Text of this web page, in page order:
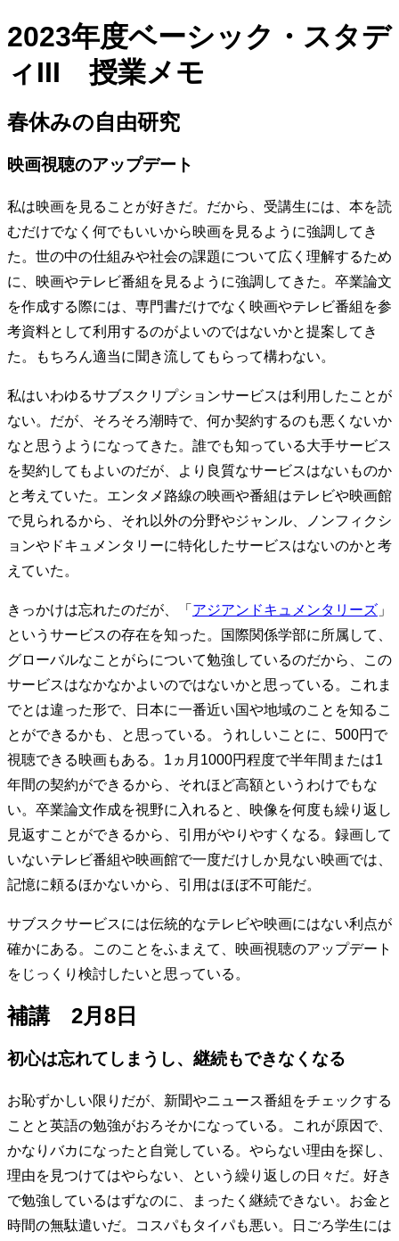
2023年度ベーシック・スタデ
ィIII 授業メモ
春休みの自由研究
映画視聴のアップデート
私は映画を見ることが好きだ。だから、受講生には、本を読
むだけでなく何でもいいから映画を見るように強調してき
た。世の中の仕組みや社会の課題について広く理解するため
に、映画やテレビ番組を見るように強調してきた。卒業論文
を作成する際には、専門書だけでなく映画やテレビ番組を参
考資料として利用するのがよいのではないかと提案してき
た。もちろん適当に聞き流してもらって構わない。
私はいわゆるサブスクリプションサービスは利用したことが
ない。だが、そろそろ潮時で、何か契約するのも悪くないか
なと思うようになってきた。誰でも知っている大手サービス
を契約してもよいのだが、より良質なサービスはないものか
と考えていた。エンタメ路線の映画や番組はテレビや映画館
で見られるから、それ以外の分野やジャンル、ノンフィクシ
ョンやドキュメンタリーに特化したサービスはないのかと考
えていた。
きっかけは忘れたのだが、「 アジアンドキュメンタリーズ 」
というサービスの存在を知った。国際関係学部に所属して、
グローバルなことがらについて勉強しているのだから、この
サービスはなかなかよいのではないかと思っている。これま
でとは違った形で、日本に一番近い国や地域のことを知るこ
とができるかも、と思っている。うれしいことに、500円で
視聴できる映画もある。1ヵ月1000円程度で半年間または1
年間の契約ができるから、それほど高額というわけでもな
い。卒業論文作成を視野に入れると、映像を何度も繰り返し
見返すことができるから、引用がやりやすくなる。録画して
いないテレビ番組や映画館で一度だけしか見ない映画では、
記憶に頼るほかないから、引用はほぼ不可能だ。
サブスクサービスには伝統的なテレビや映画にはない利点が
確かにある。このことをふまえて、映画視聴のアップデート
をじっくり検討したいと思っている。
補講 2月8日
初心は忘れてしまうし、継続もできなくなる
お恥ずかしい限りだが、新聞やニュース番組をチェックする
ことと英語の勉強がおろそかになっている。これが原因で、
かなりバカになったと自覚している。やらない理由を探し、
理由を見つけてはやらない、という繰り返しの日々だ。好き
で勉強しているはずなのに、まったく継続できない。お金と
時間の無駄遣いだ。コスパもタイパも悪い。日ごろ学生には